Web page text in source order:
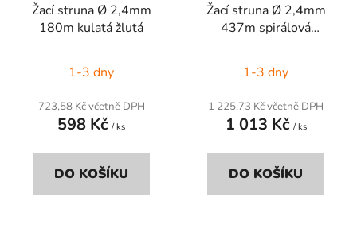
Žací struna Ø 2,4mm
180m kulatá žlutá
1-3 dny
723,58 Kč včetně DPH
598 Kč / ks
DO KOŠÍKU
Žací struna Ø 2,4mm
437m spirálová
1-3 dny
1 225,73 Kč včetně DPH
1 013 Kč / ks
DO KOŠÍKU